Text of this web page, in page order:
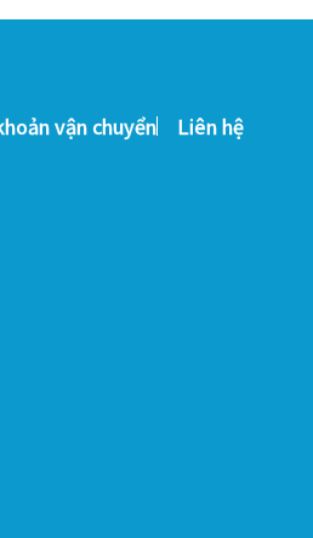
vận chuyển Liên hệ